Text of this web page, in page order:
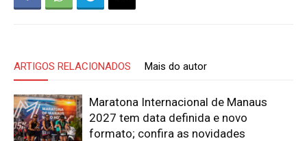
ARTIGOS RELACIONADOS Mais do autor
Maratona Internacional de Manaus
2027 tem data definida e novo
formato; confira as novidades